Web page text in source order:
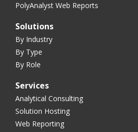
PolyAnalyst Web Reports
Solutions
By Industry
By Type
By Role
Services
Analytical Consulting
Solution Hosting
Web Reporting